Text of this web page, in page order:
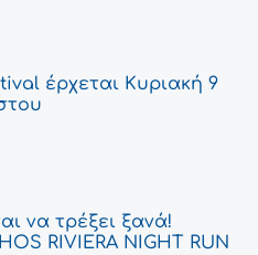
έρχεται Κυριακή 9
να τρέξει ξανά!
RIVIERA NIGHT RUN